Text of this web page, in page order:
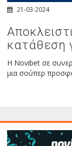
21-03-2024
κατάθεση
Η Novibet σε
μια σούπερ